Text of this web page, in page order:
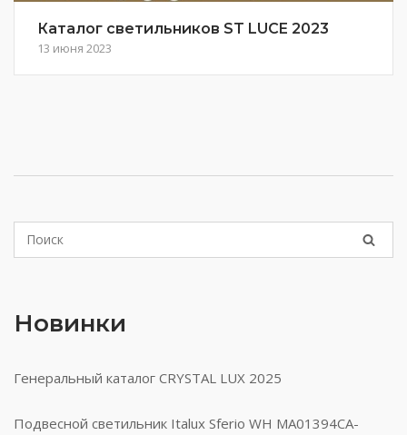
Каталог светильников ST LUCE 2023
13 июня 2023
Новинки
Генеральный каталог CRYSTAL LUX 2025
Подвесной светильник Italux Sferio WH MA01394CA-